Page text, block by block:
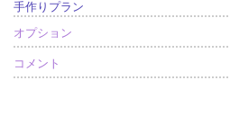
手作りプラン
オプション
コメント